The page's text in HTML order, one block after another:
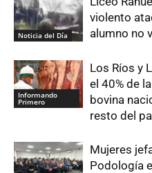
Noticia del Día
violento
alumno no
Informando
Primero
Los Ríos y
el 40% de
bovina
resto del
Mujeres
Podología